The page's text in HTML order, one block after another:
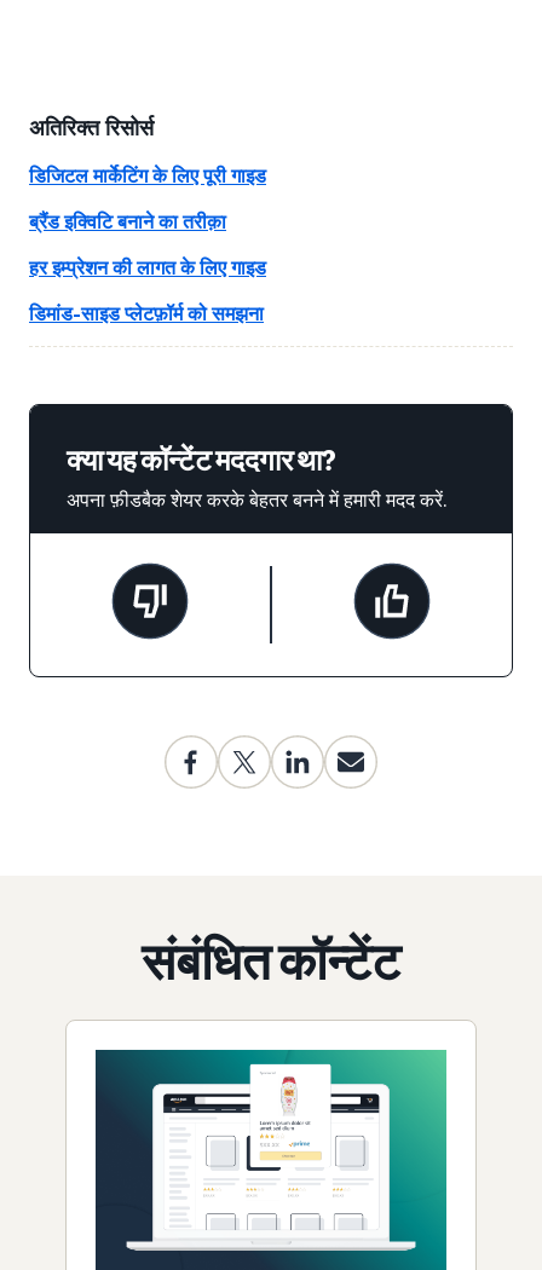
अतिरिक्त रिसोर्स
डिजिटल मार्केटिंग के लिए पूरी गाइड
ब्रैंड इक्विटि बनाने का तरीक़ा
हर इम्प्रेशन की लागत के लिए गाइड
डिमांड-साइड प्लेटफ़ॉर्म को समझना
क्या यह कॉन्टेंट मददगार था?
अपना फ़ीडबैक शेयर करके बेहतर बनने में हमारी मदद करें.
संबंधित कॉन्टेंट